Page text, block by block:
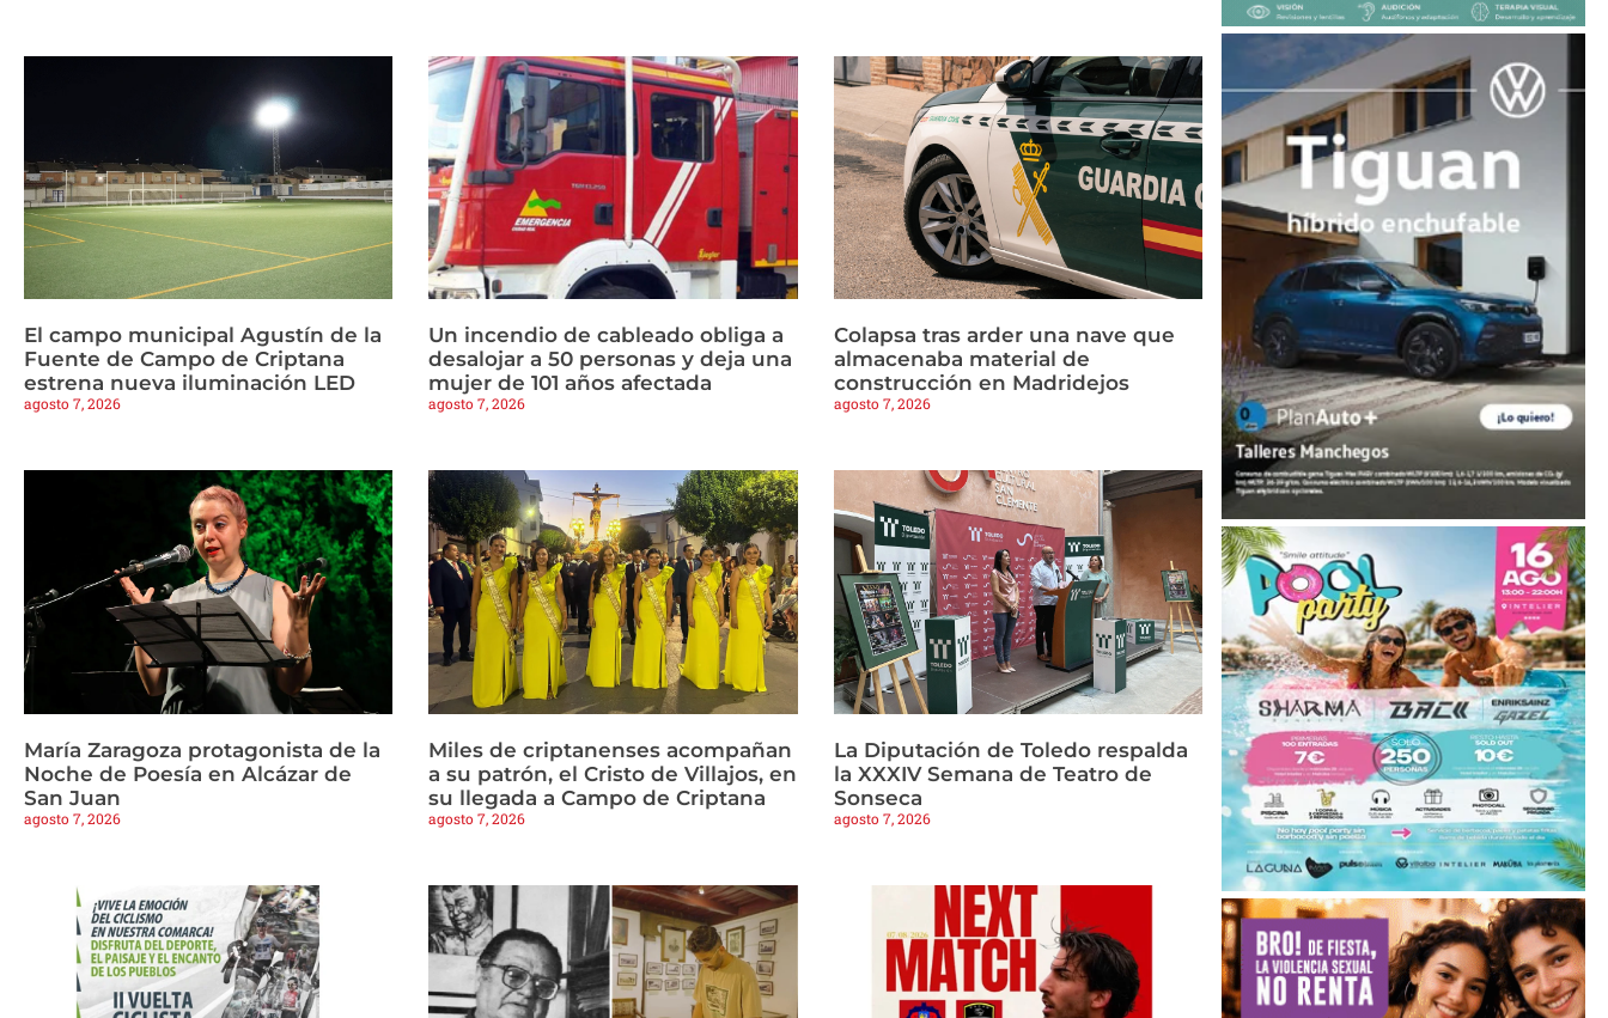
El campo municipal Agustín de la
Fuente de Campo de Criptana
estrena nueva iluminación LED
agosto 7, 2026
Un incendio de cableado obliga a
desalojar a 50 personas y deja una
mujer de 101 años afectada
agosto 7, 2026
Colapsa tras arder una nave que
almacenaba material de
construcción en Madridejos
agosto 7, 2026
María Zaragoza protagonista de la
Noche de Poesía en Alcázar de
San Juan
agosto 7, 2026
Miles de criptanenses acompañan
a su patrón, el Cristo de Villajos, en
su llegada a Campo de Criptana
agosto 7, 2026
La Diputación de Toledo respalda
la XXXIV Semana de Teatro de
Sonseca
agosto 7, 2026